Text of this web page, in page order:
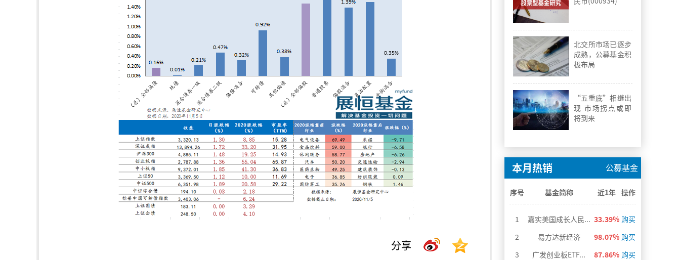
分享
北交所市场已逐步
成熟，公募基金积
极布局
“五重底”相继出
现 市场拐点或即
将到来
本月热销 公募基金
序号 基金简称 近1年 操作
1 嘉实美国成长人民... 33.39% 购买
2
易方达新经济 98.07% 购买
3
广发创业板ETF... 87.86% 购买